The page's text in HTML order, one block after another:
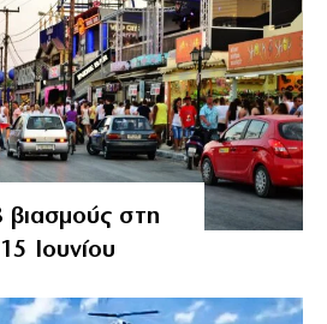
βιασμούς στη
Ιουνίου